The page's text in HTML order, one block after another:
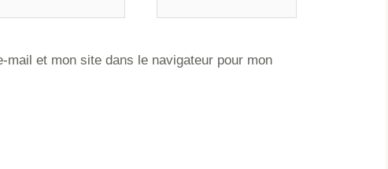
mail et mon site dans le navigateur pour mon